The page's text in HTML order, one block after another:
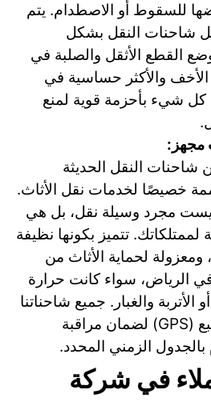
للسقوط أو الاصطدام. يتم
شاحنات النقل بشكل
القطع الأثقل والصلبة في
والأكثر حساسية في
كل شيء بأحزمة قوية لمنع
مجهز:
شاحنات النقل الحديثة
خصيصًا لخدمات نقل الأثاث.
مجرد وسيلة نقل، بل هي
لممتلكاتك. تتميز بكونها نظيفة
ومعزولة لحماية الأثاث من
الرياض، سواء كانت حرارة
والغبار. جميع شاحناتنا
مجهزة بأنظمة تتبع (GPS) لضمان مراقبة
بالجدول الزمني المحدد.
في شركة